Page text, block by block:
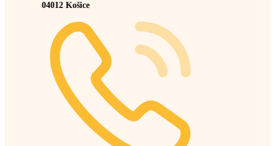
04012 Košice